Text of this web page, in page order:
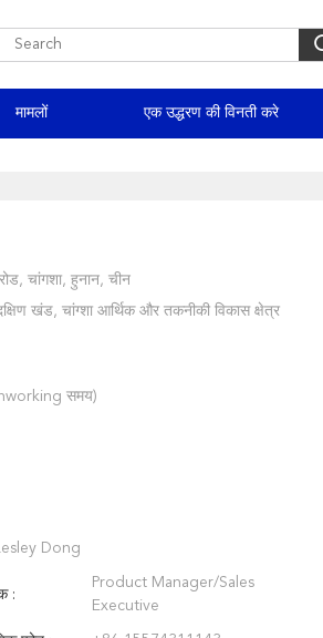
मामलों एक उद्धरण की विनती करे
चांगशा, हुनान, चीन
खंड, चांग्शा आर्थिक और तकनीकी विकास क्षेत्र
समय)
Dong
:
Product Manager/Sales
Executive